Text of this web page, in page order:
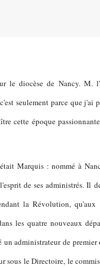
le diocèse de Nancy.
seulement parce que j'ai
cette époque
Marquis : nommé à
de ses administrés. Il
la Révolution,
les quatre nouveaux
administrateur de
sous le Directoire, le